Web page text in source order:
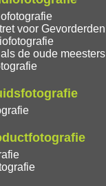
voor Gevorderden
de oude meesters